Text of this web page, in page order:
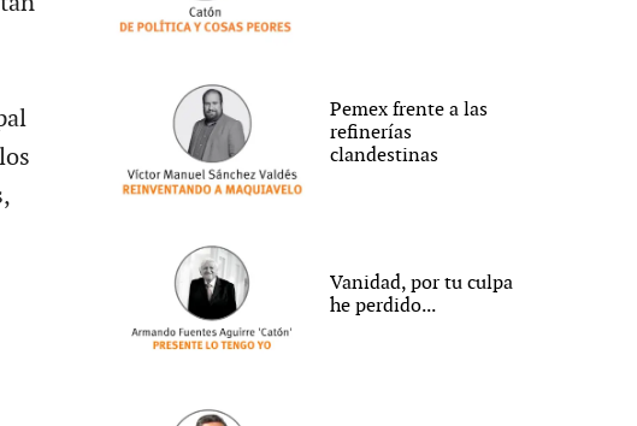
Pemex frente a las
refinerías
clandestinas
Vanidad, por tu culpa
he perdido...